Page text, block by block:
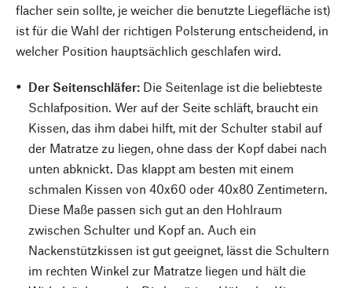
flacher sein sollte, je weicher die benutzte Liegefläche ist)
ist für die Wahl der richtigen Polsterung entscheidend, in
welcher Position hauptsächlich geschlafen wird.
Der Seitenschläfer: Die Seitenlage ist die beliebteste
Schlafposition. Wer auf der Seite schläft, braucht ein
Kissen, das ihm dabei hilft, mit der Schulter stabil auf
der Matratze zu liegen, ohne dass der Kopf dabei nach
unten abknickt. Das klappt am besten mit einem
schmalen Kissen von 40x60 oder 40x80 Zentimetern.
Diese Maße passen sich gut an den Hohlraum
zwischen Schulter und Kopf an. Auch ein
Nackenstützkissen ist gut geeignet, lässt die Schultern
im rechten Winkel zur Matratze liegen und hält die